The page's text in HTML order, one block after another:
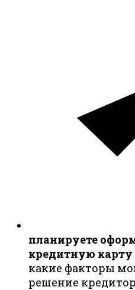
планируете
кредитную карту
какие факторы
решение